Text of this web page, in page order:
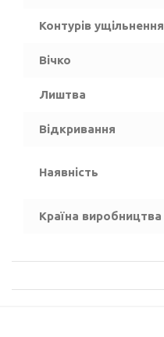
Контурів ущільнення
Вічко
Лиштва
Відкривання
Наявність
Країна виробництва